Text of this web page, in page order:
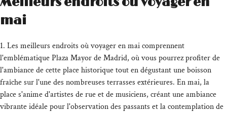
mai
1. Les meilleurs endroits où voyager en mai comprennent
l'emblématique Plaza Mayor de Madrid, où vous pourrez profiter de
l'ambiance de cette place historique tout en dégustant une boisson
fraîche sur l'une des nombreuses terrasses extérieures. En mai, la
place s'anime d'artistes de rue et de musiciens, créant une ambiance
vibrante idéale pour l'observation des passants et la contemplation de